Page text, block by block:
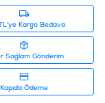
mg/kg
Kargo Bedava
Sağlam Gönderim
Kapıda Ödeme